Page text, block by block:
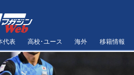
代表 高校･ユース 海外 移籍情報